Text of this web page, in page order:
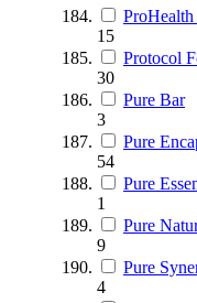
15
Protocol
30
Pure Bar
3
Pure
54
Pure
1
Pure
9
Pure
4